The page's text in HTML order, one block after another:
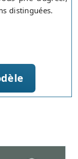
distinguées.